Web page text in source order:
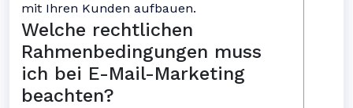
mit Ihren Kunden aufbauen.
Welche rechtlichen
Rahmenbedingungen muss
ich bei E-Mail-Marketing
beachten?